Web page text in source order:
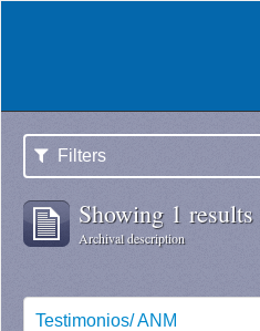
Filters
Showing 1 results
Archival description
Testimonios/ ANM